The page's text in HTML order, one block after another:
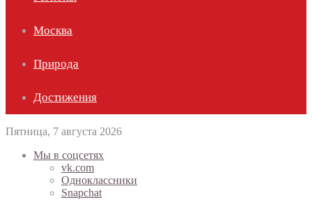
Москва
Природа
Достижения
Пятница, 7 августа 2026
Мы в соцсетях
vk.com
Одноклассники
Snapchat